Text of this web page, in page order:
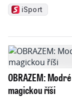
iSport
OBRAZEM:
magickou říši